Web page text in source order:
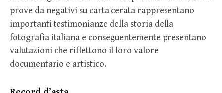
prove da negativi su carta cerata rappresentano
importanti testimonianze della storia della
fotografia italiana e conseguentemente presentano
valutazioni che riflettono il loro valore
documentario e artistico.